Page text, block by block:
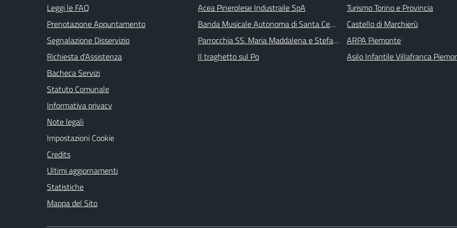
Leggi le FAQ
Prenotazione Appuntamento
Segnalazione Disservizio
Richiesta d'Assistenza
Bacheca Servizi
Statuto Comunale
Informativa privacy
Note legali
Impostazioni Cookie
Credits
Ultimi aggiornamenti
Statistiche
Mappa del Sito
Acea Pinerolese Industraile SpA
Banda Musicale Autonoma di Santa Cecilia
Parrocchia SS. Maria Maddalena e Stefano
Il traghetto sul Po
Turismo Torino e Provincia
Castello di Marchierù
ARPA Piemonte
Asilo Infantile Villafranca